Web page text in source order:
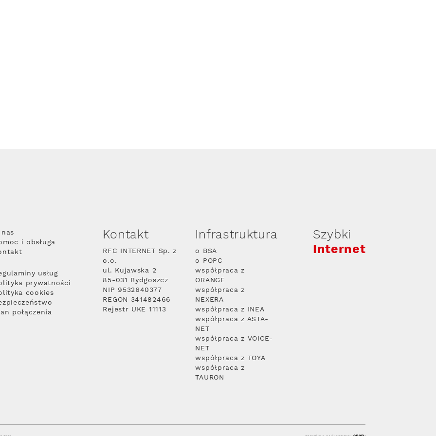
i obsługa
usług
prywatności
cookies
połączenia
Kontakt
RFC INTERNET Sp. z
o.o.
ul. Kujawska 2
85-031 Bydgoszcz
NIP 9532640377
REGON 341482466
Rejestr UKE 11113
Infrastruktura
o BSA
o POPC
współpraca z
ORANGE
współpraca z
NEXERA
współpraca z INEA
współpraca z ASTA-
NET
współpraca z VOICE-
NET
współpraca z TOYA
współpraca z
TAURON
Szybki
Internet